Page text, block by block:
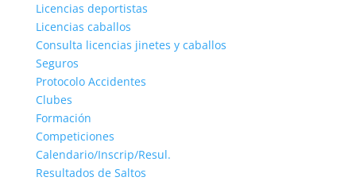
Licencias deportistas
Licencias caballos
Consulta licencias jinetes y caballos
Seguros
Protocolo Accidentes
Clubes
Formación
Competiciones
Calendario/Inscrip/Resul.
Resultados de Saltos